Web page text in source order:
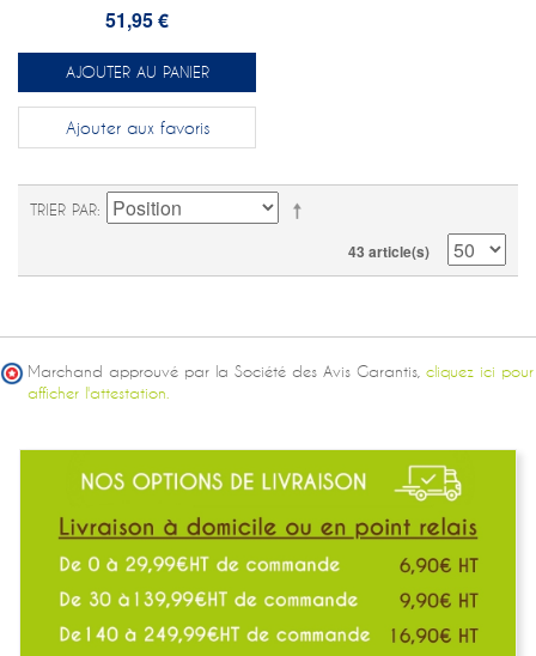
51,95 €
AJOUTER AU PANIER
Ajouter aux favoris
TRIER PAR
43 article(s)
Marchand approuvé par la Société des Avis Garantis, cliquez ici pour
afficher l'attestation.